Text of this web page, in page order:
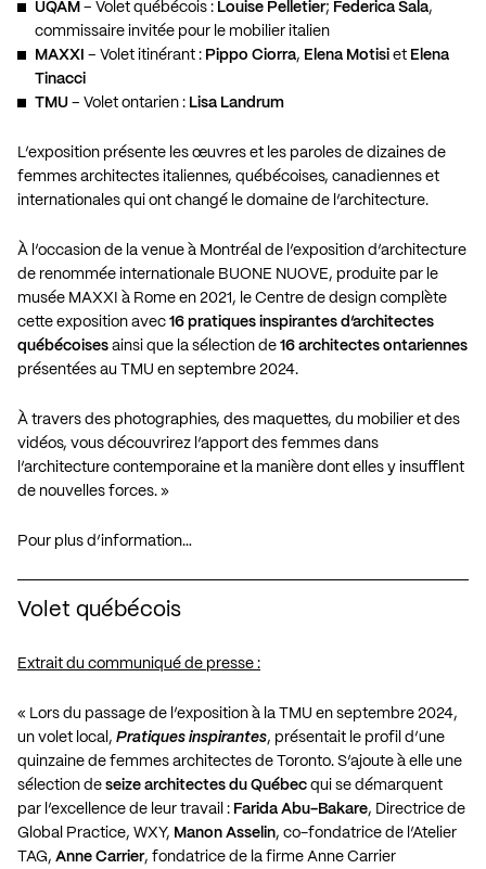
UQAM – Volet québécois : Louise Pelletier; Federica Sala,
commissaire invitée pour le mobilier italien
MAXXI – Volet itinérant : Pippo Ciorra, Elena Motisi et Elena
Tinacci
TMU – Volet ontarien : Lisa Landrum
L’exposition présente les œuvres et les paroles de dizaines de
femmes architectes italiennes, québécoises, canadiennes et
internationales qui ont changé le domaine de l’architecture.
À l’occasion de la venue à Montréal de l’exposition d’architecture
de renommée internationale BUONE NUOVE, produite par le
musée MAXXI à Rome en 2021, le Centre de design complète
cette exposition avec 16 pratiques inspirantes d’architectes
québécoises ainsi que la sélection de 16 architectes ontariennes
présentées au TMU en septembre 2024.
À travers des photographies, des maquettes, du mobilier et des
vidéos, vous découvrirez l’apport des femmes dans
l’architecture contemporaine et la manière dont elles y insufflent
de nouvelles forces. »
Pour plus d’information…
Volet québécois
Extrait du communiqué de presse :
« Lors du passage de l’exposition à la TMU en septembre 2024,
un volet local, Pratiques inspirantes, présentait le profil d’une
quinzaine de femmes architectes de Toronto. S’ajoute à elle une
sélection de seize architectes du Québec qui se démarquent
par l’excellence de leur travail : Farida Abu-Bakare, Directrice de
Global Practice, WXY, Manon Asselin, co-fondatrice de l’Atelier
TAG, Anne Carrier, fondatrice de la firme Anne Carrier